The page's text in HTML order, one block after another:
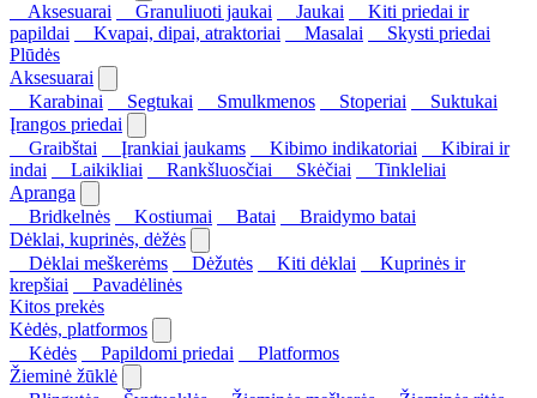
Aksesuarai
Granuliuoti jaukai Jaukai
Kiti priedai ir
papildai
Kvapai, dipai, atraktoriai Masalai
Skysti priedai
Plūdės
Aksesuarai
Karabinai
Segtukai Smulkmenos Stoperiai
Suktukai
Įrangos priedai
Graibštai
Įrankiai jaukams Kibimo indikatoriai
Kibirai ir
indai
Laikikliai Rankšluosčiai Skėčiai
Tinkleliai
Apranga
Bridkelnės
Kostiumai Batai
Braidymo batai
Dėklai, kuprinės, dėžės
Dėklai meškerėms
Dėžutės Kiti dėklai
Kuprinės ir
krepšiai
Pavadėlinės
Kitos prekės
Kėdės, platformos
Kėdės
Papildomi priedai
Platformos
Žieminė žūklė